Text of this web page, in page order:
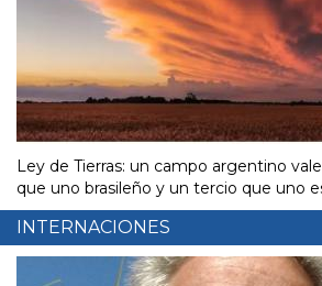
Ley de Tierras: un campo argentino
que uno brasileño y un tercio que uno
INTERNACIONES